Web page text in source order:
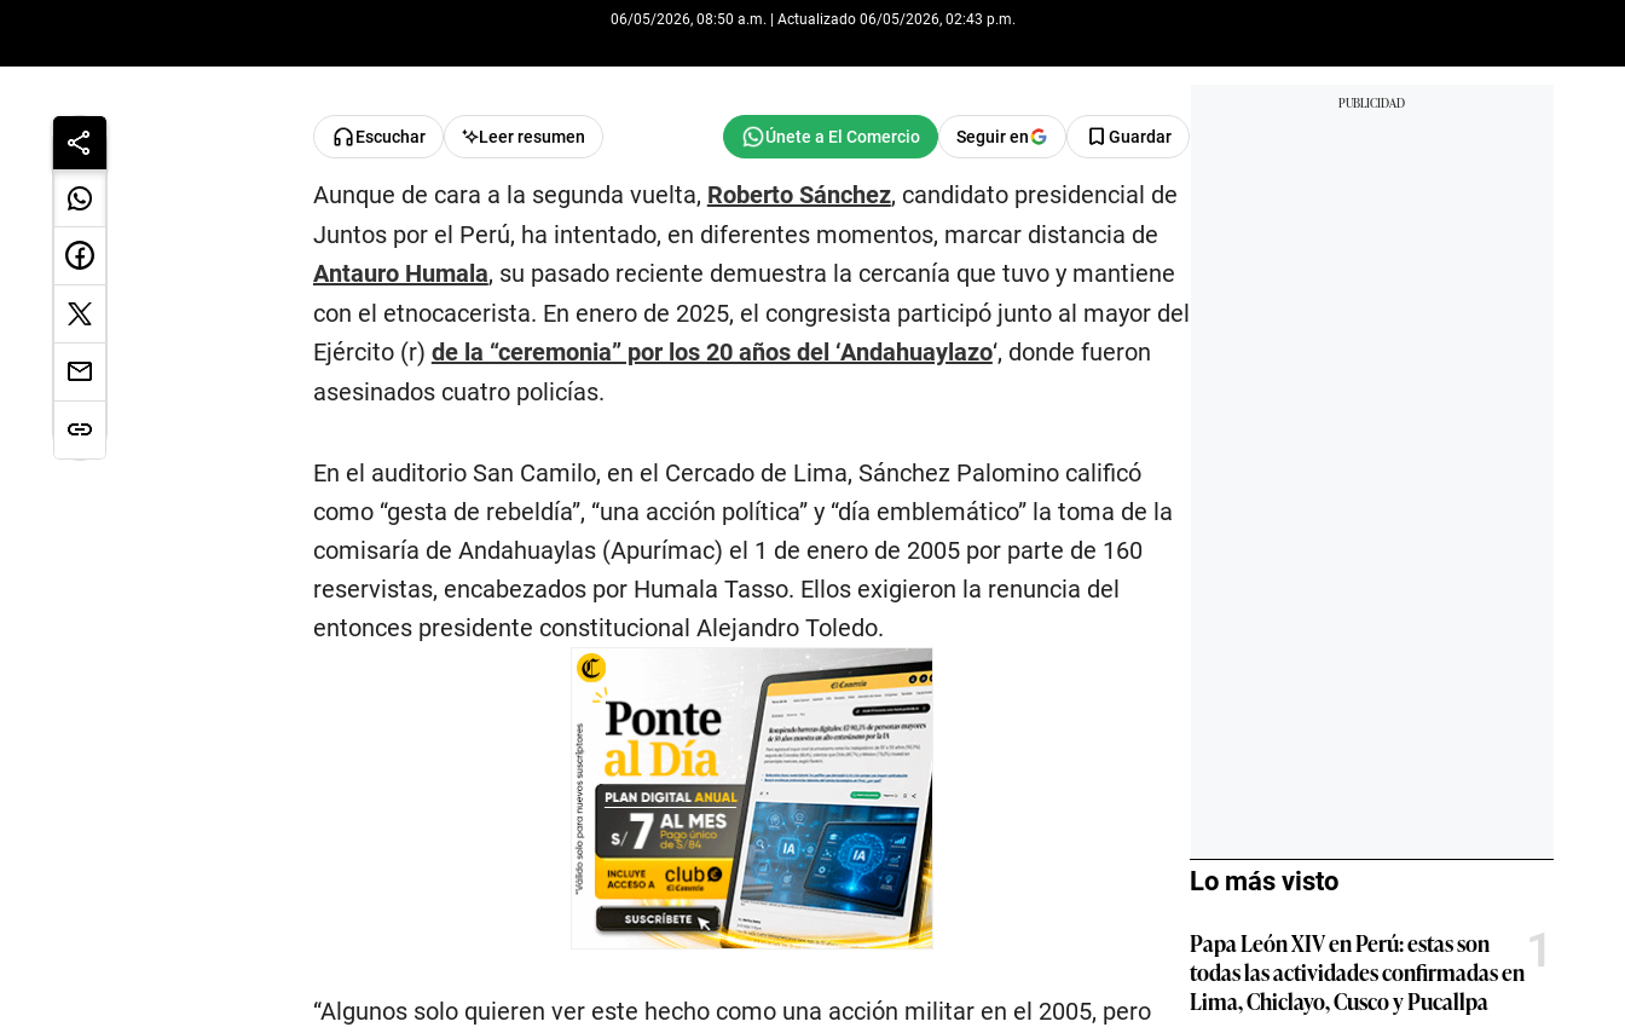
06/05/2026, 08:50 a.m. | Actualizado 06/05/2026, 02:43 p.m.
Escuchar Leer resumen Seguir en Guardar
Aunque de cara a la segunda vuelta, Roberto Sánchez, candidato presidencial de
Juntos por el Perú, ha intentado, en diferentes momentos, marcar distancia de
Antauro Humala, su pasado reciente demuestra la cercanía que tuvo y mantiene
con el etnocacerista. En enero de 2025, el congresista participó junto al mayor del
Ejército (r) de la “ceremonia” por los 20 años del ‘Andahuaylazo‘, donde fueron
asesinados cuatro policías.
En el auditorio San Camilo, en el Cercado de Lima, Sánchez Palomino calificó
como “gesta de rebeldía”, “una acción política” y “día emblemático” la toma de la
comisaría de Andahuaylas (Apurímac) el 1 de enero de 2005 por parte de 160
reservistas, encabezados por Humala Tasso. Ellos exigieron la renuncia del
entonces presidente constitucional Alejandro Toledo.
“Algunos solo quieren ver este hecho como una acción militar en el 2005, pero
Lo más visto
Papa León XIV en Perú: estas son
todas las actividades confirmadas en
Lima, Chiclayo, Cusco y Pucallpa
1